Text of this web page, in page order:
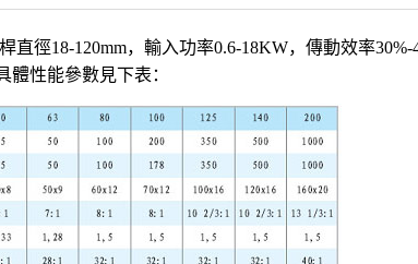
直徑18-120mm，輸入功率0.6-18KW，傳動效率30%-
性能參數見下表：